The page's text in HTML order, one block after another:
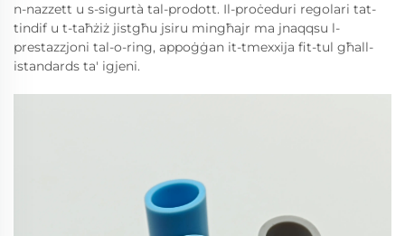
n-nazzett u s-sigurtà tal-prodott. Il-proċeduri regolari tat-
tindif u t-taħżiż jistgħu jsiru mingħajr ma jnaqqsu l-
prestazzjoni tal-o-ring, appoġġan it-tmexxija fit-tul għall-
istandards ta' igjeni.